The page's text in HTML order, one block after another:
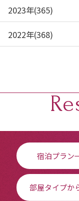
2023年(365)
2022年(368)
宿泊プラン
部屋タイプか